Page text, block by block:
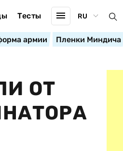
Тесты RU
армии Пленки Миндича
ОТ